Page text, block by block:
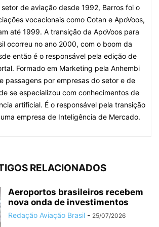
setor de aviação desde 1992, Barros foi o
vocacionais como Cotan e ApoVoos,
até 1999. A transição da ApoVoos para
ocorreu no ano 2000, com o boom da
então é o responsável pela edição de
Formado em Marketing pela Anhembi
passagens por empresas do setor e de
se especializou com conhecimentos de
artificial. É o responsável pela transição
empresa de Inteligência de Mercado.
RELACIONADOS
Aeroportos brasileiros recebem
nova onda de investimentos
Redação Aviação Brasil - 25/07/2026